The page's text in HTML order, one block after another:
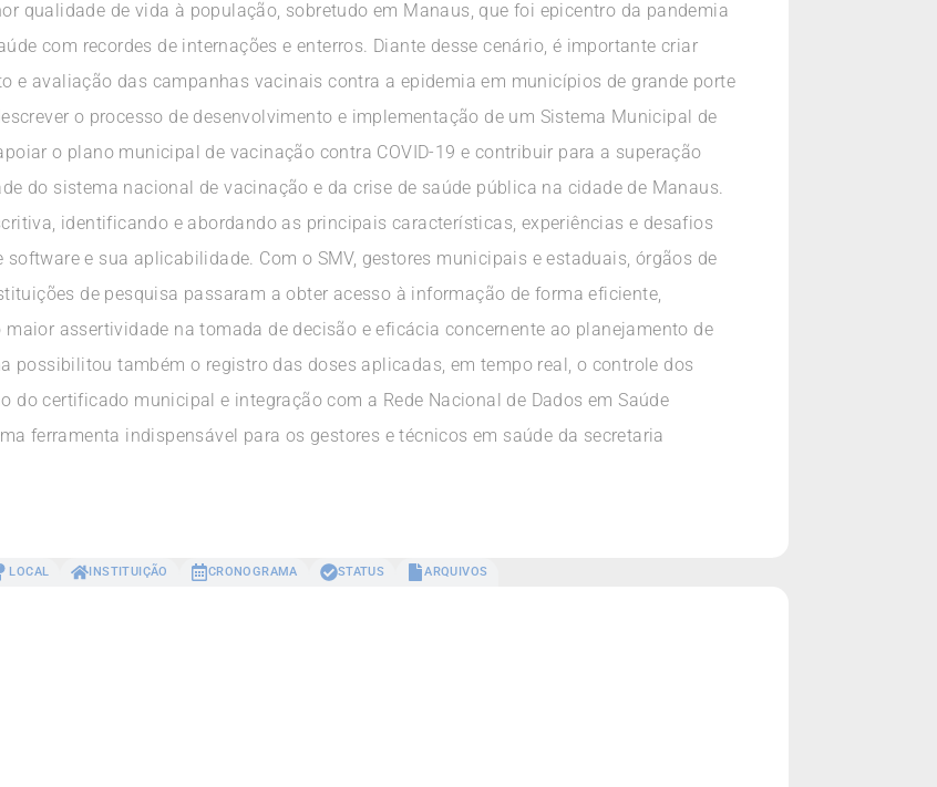
qualidade de vida à população, sobretudo em Manaus, que foi epicentro da pandemia
com recordes de internações e enterros. Diante desse cenário, é importante criar
e avaliação das campanhas vacinais contra a epidemia em municípios de grande porte
o processo de desenvolvimento e implementação de um Sistema Municipal de
o plano municipal de vacinação contra COVID-19 e contribuir para a superação
do sistema nacional de vacinação e da crise de saúde pública na cidade de Manaus.
identificando e abordando as principais características, experiências e desafios
e sua aplicabilidade. Com o SMV, gestores municipais e estaduais, órgãos de
de pesquisa passaram a obter acesso à informação de forma eficiente,
assertividade na tomada de decisão e eficácia concernente ao planejamento de
possibilitou também o registro das doses aplicadas, em tempo real, o controle dos
do certificado municipal e integração com a Rede Nacional de Dados em Saúde
ferramenta indispensável para os gestores e técnicos em saúde da secretaria
LOCAL INSTITUIÇÃO CRONOGRAMA STATUS ARQUIVOS